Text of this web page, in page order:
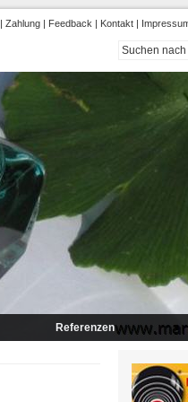
| Zahlung | Feedback | Kontakt |
Referenzen